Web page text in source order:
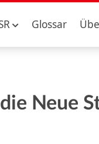
Glossar
Neue